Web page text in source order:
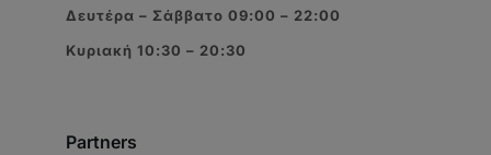
Δευτέρα – Σάββατο 09:00 – 22:00
Κυριακή 10:30 – 20:30
Partners